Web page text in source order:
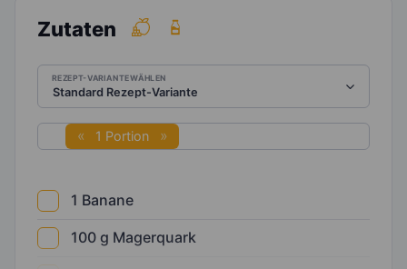
Zutaten
REZEPT-VARIANTE WÄHLEN
1 Portion
1 Banane
100 g Magerquark